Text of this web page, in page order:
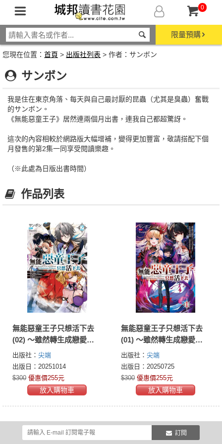
0
限量預購
您現在位置： 首頁 > 出版社列表 > 作者：サンボン
サンボン
我是住在東京角落、每天與自己最討厭的昆蟲（尤其是臭蟲）奮戰
的サンボン。
《無能惡童王子》居然連兩個月出書，連我自己都超驚訝。
這次的內容相較於網路版大幅增補，變得更加豐富，敬請搭配下個
月發售的第2集一同享受閱讀樂趣。
（※此處為日版出書時間）
作品列表
無能惡童王子只想活下去
(02) ～雖然轉生成戀愛
RPG中的反派路人，但無
視原作劇情，目標是成為
世界最強～
出版社： 尖端
出版日：20251014
$300 優惠價255元
放入購物車
無能惡童王子只想活下去
(01) ～雖然轉生成戀愛
RPG中的反派路人，但無
視原作劇情，目標是成為
世界最強～
出版社： 尖端
出版日：20250725
$300 優惠價255元
放入購物車
訂閱